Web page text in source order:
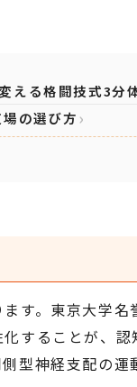
える格闘技式3分
の選び方
す。東京大学
することが、
型神経支配の運